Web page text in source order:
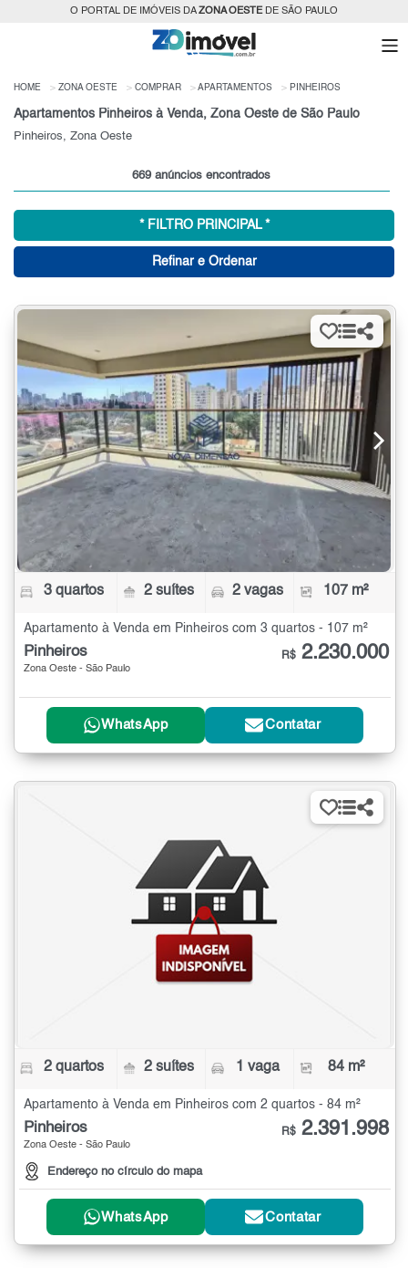
O PORTAL DE IMÓVEIS DAZONA OESTEDE SÃO PAULO
HOME ZONA OESTE COMPRAR APARTAMENTOS PINHEIROS
Apartamentos Pinheiros à Venda, Zona Oeste de São Paulo
Pinheiros, Zona Oeste
669 anúncios encontrados
* FILTRO PRINCIPAL *
Refinar e Ordenar
3 quartos 2 suítes 2 vagas 107 m²
Apartamento à Venda em Pinheiros com 3 quartos - 107 m²
Pinheiros
Zona Oeste - São Paulo
R$ 2.230.000
WhatsApp Contatar
2 quartos 2 suítes 1 vaga 84 m²
Apartamento à Venda em Pinheiros com 2 quartos - 84 m²
Pinheiros
Zona Oeste - São Paulo
Endereço no círculo do mapa
R$ 2.391.998
WhatsApp Contatar